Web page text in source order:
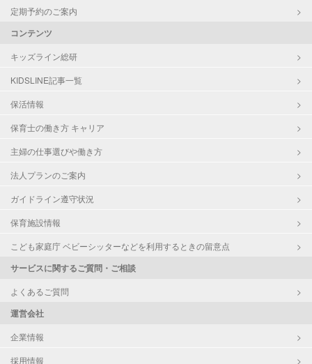
定期予約のご案内
コンテンツ
キッズライン総研
KIDSLINE記事一覧
保活情報
保育士の働き方 キャリア
主婦の仕事選びや働き方
法人プランのご案内
ガイドライン遵守状況
保育施設情報
こども家庭庁 ベビーシッターなどを利用するときの留意点
サービスに関するご質問・ご相談
よくあるご質問
運営会社
企業情報
採用情報